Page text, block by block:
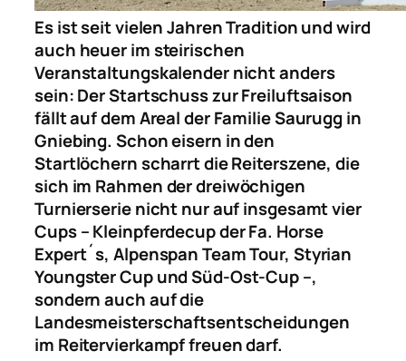
Es ist seit vielen Jahren Tradition und wird
auch heuer im steirischen
Veranstaltungskalender nicht anders
sein: Der Startschuss zur Freiluftsaison
fällt auf dem Areal der Familie Saurugg in
Gniebing. Schon eisern in den
Startlöchern scharrt die Reiterszene, die
sich im Rahmen der dreiwöchigen
Turnierserie nicht nur auf insgesamt vier
Cups – Kleinpferdecup der Fa. Horse
Expert´s, Alpenspan Team Tour, Styrian
Youngster Cup und Süd-Ost-Cup –,
sondern auch auf die
Landesmeisterschaftsentscheidungen
im Reitervierkampf freuen darf.